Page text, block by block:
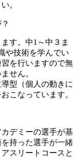
。
す。中1～中３ま
や技術を学んでい
を行いますので無
せん。
型（個人の動きに
こなっています。
デミーの選手が基
持った選手が一緒
スリートコースと